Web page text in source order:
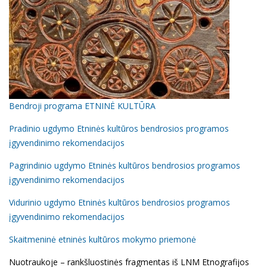
Bendroji programa ETNINĖ KULTŪRA
Pradinio ugdymo Etninės kultūros bendrosios programos
įgyvendinimo rekomendacijos
Pagrindinio ugdymo Etninės kultūros bendrosios programos
įgyvendinimo rekomendacijos
Vidurinio ugdymo Etninės kultūros bendrosios programos
įgyvendinimo rekomendacijos
Skaitmeninė etninės kultūros mokymo priemonė
Nuotraukoje – rankšluostinės fragmentas iš LNM Etnografijos